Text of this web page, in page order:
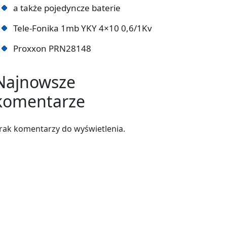
a także pojedyncze baterie
Tele-Fonika 1mb YKY 4×10 0,6/1Kv
Proxxon PRN28148
komentarzy do wyświetlenia.